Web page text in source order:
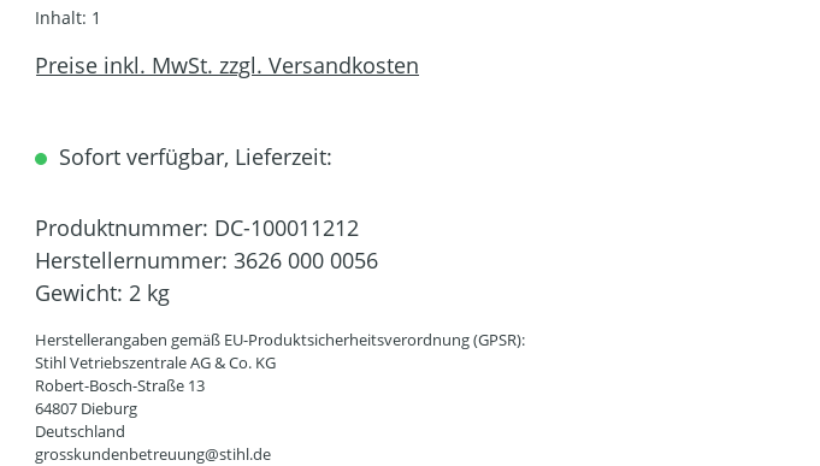
Inhalt: 1
Preise inkl. MwSt. zzgl. Versandkosten
Sofort verfügbar, Lieferzeit:
Produktnummer: DC-100011212
Herstellernummer: 3626 000 0056
Gewicht: 2 kg
Herstellerangaben gemäß EU-Produktsicherheitsverordnung (GPSR):
Stihl Vetriebszentrale AG & Co. KG
Robert-Bosch-Straße 13
64807 Dieburg
Deutschland
grosskundenbetreuung@stihl.de